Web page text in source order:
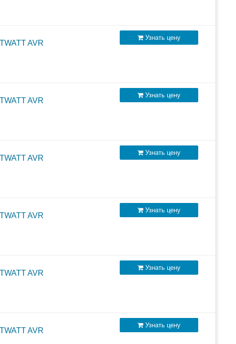
внешних АКБ
AVR
Узнать цену
AVR
Узнать цену
AVR
Узнать цену
AVR
Узнать цену
AVR
Узнать цену
AVR
Узнать цену